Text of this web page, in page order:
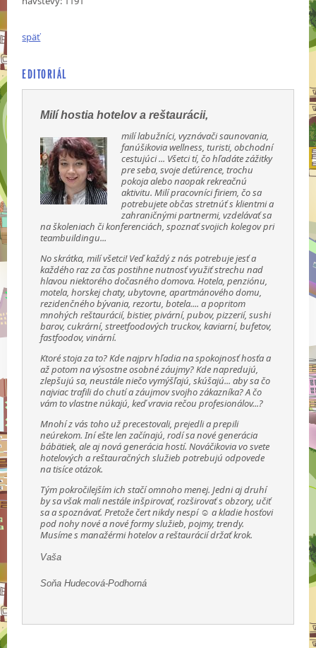
späť
EDITORIÁL
Milí hostia hotelov a reštaurácii,
milí labužníci, vyznávači saunovania,
fanúšikovia wellness, turisti, obchodní
cestujúci ... Všetci tí, čo hľadáte zážitky
pre seba, svoje deťúrence, trochu
pokoja alebo naopak rekreačnú
aktivitu. Milí pracovníci firiem, čo sa
potrebujete občas stretnúť s klientmi a
zahraničnými partnermi, vzdelávať sa
na školeniach či konferenciách, spoznať svojich kolegov pri
teambuildingu...
No skrátka, milí všetci! Veď každý z nás potrebuje jesť a
každého raz za čas postihne nutnosť využiť strechu nad
hlavou niektorého dočasného domova. Hotela, penziónu,
motela, horskej chaty, ubytovne, apartmánového domu,
rezidenčného bývania, rezortu, botela.... a popritom
mnohých reštaurácií, bistier, pivární, pubov, pizzerií, sushi
barov, cukrární, streetfoodových truckov, kaviarní, bufetov,
fastfoodov, vinární.
Ktoré stoja za to? Kde najprv hľadia na spokojnosť hosťa a
až potom na výsostne osobné záujmy? Kde napredujú,
zlepšujú sa, neustále niečo vymýšľajú, skúšajú... aby sa čo
najviac trafili do chutí a záujmov svojho zákazníka? A čo
vám to vlastne núkajú, keď vravia rečou profesionálov...?
Mnohí z vás toho už precestovali, prejedli a prepili
neúrekom. Iní ešte len začínajú, rodí sa nové generácia
bábätiek, ale aj nová generácia hostí. Nováčikovia vo svete
hotelových a reštauračných služieb potrebujú odpovede
na tisíce otázok.
Tým pokročilejším ich stačí omnoho menej. Jedni aj druhí
by sa však mali nestále inšpirovať, rozširovať s obzory, učiť
sa a spoznávať. Pretože čert nikdy nespí ☺ a kladie hosťovi
pod nohy nové a nové formy služieb, pojmy, trendy.
Musíme s manažérmi hotelov a reštaurácií držať krok.
Vaša
Soňa Hudecová-Podhorná